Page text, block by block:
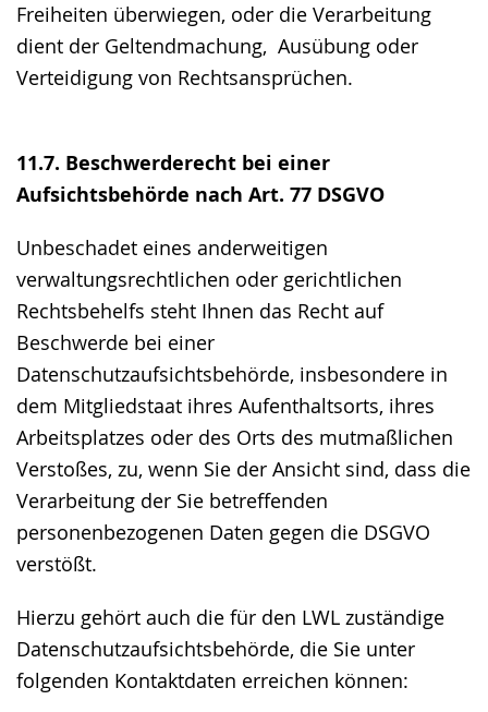
Freiheiten überwiegen, oder die Verarbeitung
dient der Geltendmachung, Ausübung oder
Verteidigung von Rechtsansprüchen.
11.7. Beschwerderecht bei einer
Aufsichtsbehörde nach Art. 77 DSGVO
Unbeschadet eines anderweitigen
verwaltungsrechtlichen oder gerichtlichen
Rechtsbehelfs steht Ihnen das Recht auf
Beschwerde bei einer
Datenschutzaufsichtsbehörde, insbesondere in
dem Mitgliedstaat ihres Aufenthaltsorts, ihres
Arbeitsplatzes oder des Orts des mutmaßlichen
Verstoßes, zu, wenn Sie der Ansicht sind, dass die
Verarbeitung der Sie betreffenden
personenbezogenen Daten gegen die DSGVO
verstößt.
Hierzu gehört auch die für den LWL zuständige
Datenschutzaufsichtsbehörde, die Sie unter
folgenden Kontaktdaten erreichen können: